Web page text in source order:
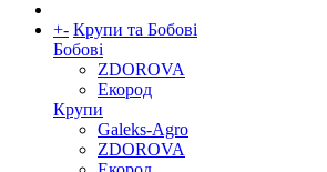
+- Крупи та Бобові
Бобові
ZDOROVA
Екород
Крупи
Galeks-Agro
ZDOROVA